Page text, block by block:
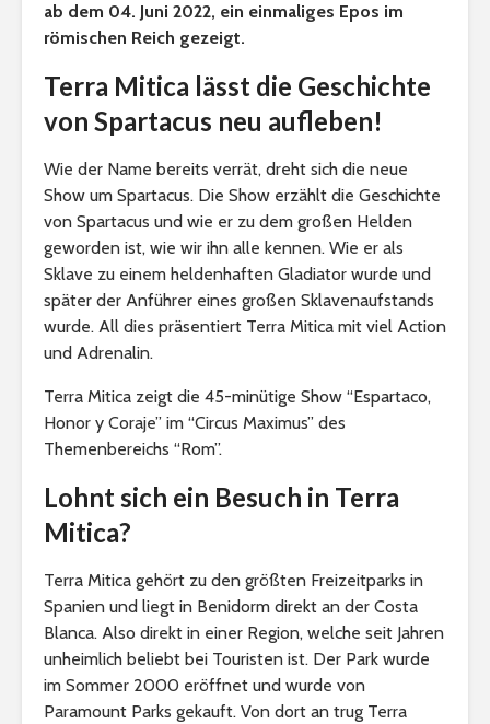
ab dem 04. Juni 2022, ein einmaliges Epos im
römischen Reich gezeigt.
Terra Mitica lässt die Geschichte
von Spartacus neu aufleben!
Wie der Name bereits verrät, dreht sich die neue
Show um Spartacus. Die Show erzählt die Geschichte
von Spartacus und wie er zu dem großen Helden
geworden ist, wie wir ihn alle kennen. Wie er als
Sklave zu einem heldenhaften Gladiator wurde und
später der Anführer eines großen Sklavenaufstands
wurde. All dies präsentiert Terra Mitica mit viel Action
und Adrenalin.
Terra Mitica zeigt die 45-minütige Show “Espartaco,
Honor y Coraje” im “Circus Maximus” des
Themenbereichs “Rom”.
Lohnt sich ein Besuch in Terra
Mitica?
Terra Mitica gehört zu den größten Freizeitparks in
Spanien und liegt in Benidorm direkt an der Costa
Blanca. Also direkt in einer Region, welche seit Jahren
unheimlich beliebt bei Touristen ist. Der Park wurde
im Sommer 2000 eröffnet und wurde von
Paramount Parks gekauft. Von dort an trug Terra